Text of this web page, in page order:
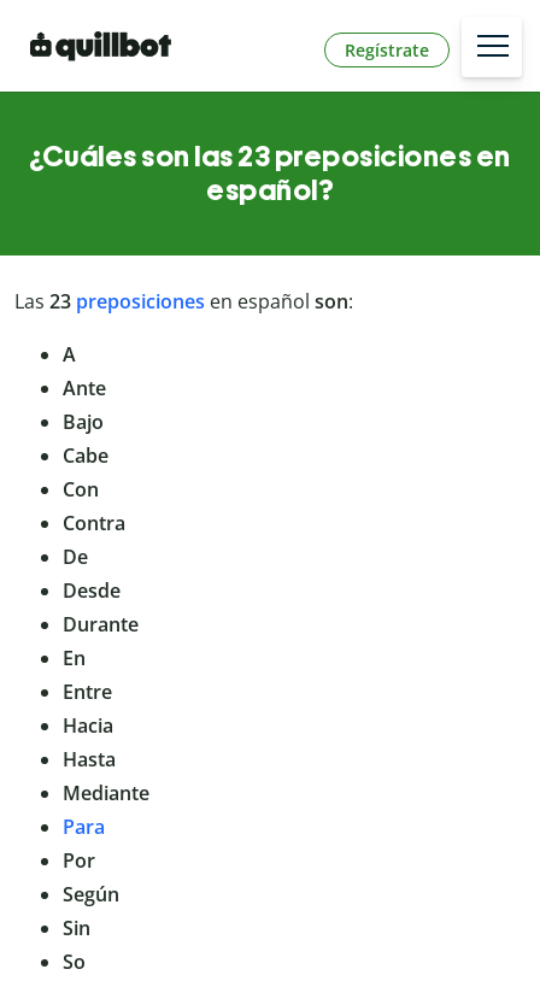
Regístrate
¿Cuáles son las 23 preposiciones en
español?
Las 23 preposiciones en español son:
A
Ante
Bajo
Cabe
Con
Contra
De
Desde
Durante
En
Entre
Hacia
Hasta
Mediante
Para
Por
Según
Sin
So